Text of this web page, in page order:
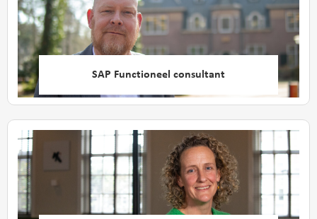
SAP Functioneel consultant